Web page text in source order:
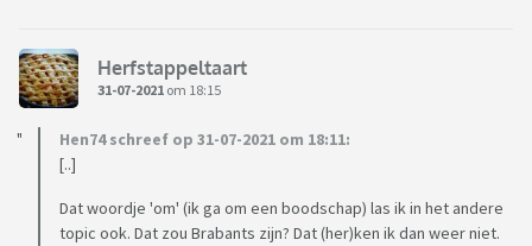
Herfstappeltaart
31-07-2021 om 18:15
Hen74 schreef op 31-07-2021 om 18:11:
[..]
Dat woordje 'om' (ik ga om een boodschap) las ik in het andere
topic ook. Dat zou Brabants zijn? Dat (her)ken ik dan weer niet.